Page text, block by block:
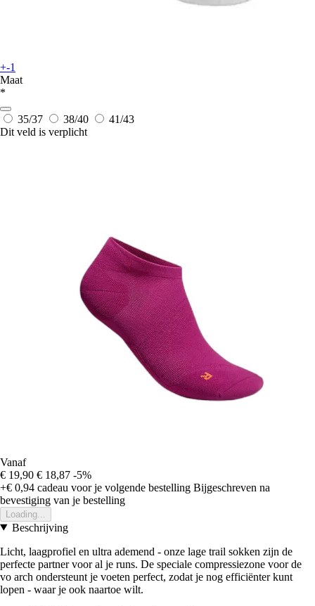
+-1
Maat
*
35/37 38/40
41/43
Dit veld is verplicht
Vanaf
€ 19,90 € 18,87 -5%
+€ 0,94 cadeau voor je volgende bestelling Bijgeschreven na
bevestiging van je bestelling
Loading...
Beschrijving
Licht, laagprofiel en ultra ademend - onze lage trail sokken zijn de
perfecte partner voor al je runs. De speciale compressiezone voor de
vo arch ondersteunt je voeten perfect, zodat je nog efficiënter kunt
lopen - waar je ook naartoe wilt.